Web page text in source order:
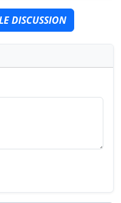
DISCUSSION